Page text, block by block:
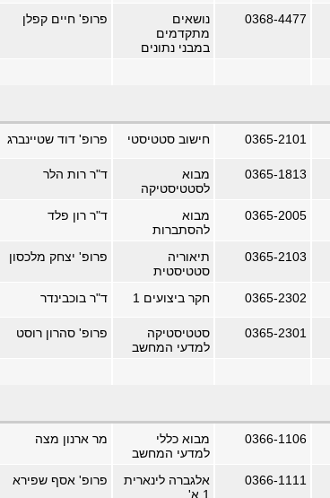
0368-4477
נושאים
מתקדמים
במבני נתונים
פרופ' חיים קפלן
0365-2101 חישוב סטטיסטי פרופ' דוד שטיינברג
0365-1813
מבוא
לסטטיסטיקה
ד"ר רות הלר
0365-2005
מבוא
להסתברות
ד"ר רון פלד
0365-2103
תיאוריה
סטטיסטית
פרופ' יצחק מלכסון
0365-2302 חקר ביצועים 1 ד"ר בוכבינדר
0365-2301
סטטיסטיקה
למדעי המחשב
פרופ' סהרון רוסט
0366-1106
מבוא כללי
למדעי המחשב
מר ארנון מצה
0366-1111
אלגברה לינארית
1 א'
פרופ' אסף שפירא